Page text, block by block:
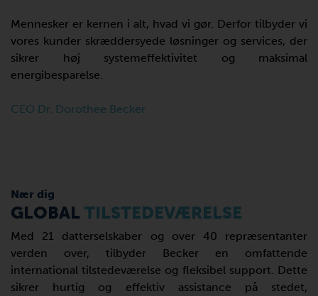
Mennesker er kernen i alt, hvad vi gør. Derfor tilbyder vi
vores kunder skræddersyede løsninger og services, der
sikrer høj systemeffektivitet og maksimal
energibesparelse.
CEO Dr. Dorothee Becker
Nær dig
GLOBAL TILSTEDEVÆRELSE
Med 21 datterselskaber og over 40 repræsentanter
verden over, tilbyder Becker en omfattende
international tilstedeværelse og fleksibel support. Dette
sikrer hurtig og effektiv assistance på stedet,